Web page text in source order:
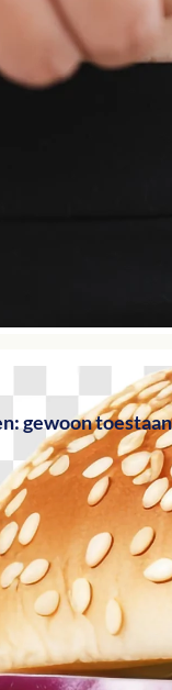
gewoon